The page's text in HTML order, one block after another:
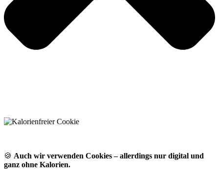
🍪 Auch wir verwenden Cookies – allerdings nur digital und
ganz ohne Kalorien.